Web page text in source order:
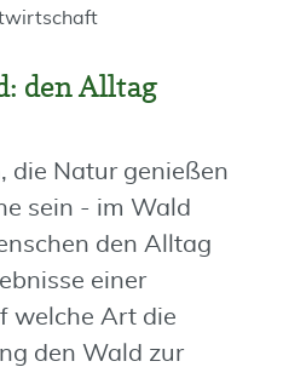
den Alltag
die Natur genießen
sein - im Wald
den Alltag
einer
welche Art die
den Wald zur